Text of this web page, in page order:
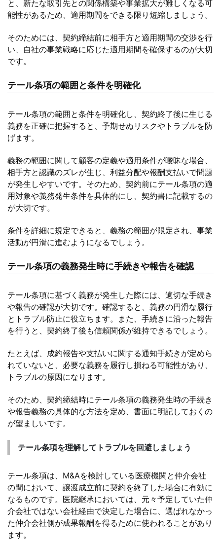
と、新たな取引先との関係構築や事業拡大が難しくなる可
能性があるため、適用期間をできる限り短縮しましょう。
そのためには、契約締結前に相手方と適用期間の交渉を行
い、自社の事業戦略に応じた適用期間を確保するのが大切
です。
テール条項の範囲と条件を明確化
テール条項の範囲と条件を明確化し、契約終了後に生じる
義務を正確に把握すると、予期せぬリスクやトラブルを防
げます。
義務の範囲に関して顧客の定義や適用条件が曖昧な場合、
相手方と認識のズレが生じ、利益分配や報酬支払いで問題
が発生しやすいです。そのため、契約前にテール条項の適
用対象や義務発生条件を具体的にし、契約書に記載するの
が大切です。
条件を詳細に規定できると、義務の範囲が限定され、事業
活動が円滑に進むようになるでしょう。
テール条項の義務発生時に手続きや報告を確認
テール条項に基づく義務が発生した際には、適切な手続き
や報告の確認が大切です。確認すると、義務の円滑な履行
とトラブル防止に役立ちます。また、手続きに沿った報告
を行うと、契約終了後も信頼関係が維持できるでしょう。
たとえば、成約報告や支払いに関する通知手続きが定めら
れていないと、必要な義務を履行し損ねる可能性があり、
トラブルの原因になります。
そのため、契約締結時にテール条項の義務発生時の手続き
や報告義務の具体的な方法を定め、書面に明記しておくの
が望ましいです。
テール条項を理解してトラブルを回避しましょう
テール条項は、M&Aを検討している医療機関と仲介会社
の間において、譲渡成立前に契約を終了した場合に有効に
なるものです。医院継承においては、元々予定していた仲
介会社ではない会社経由で決定した場合に、選ばれなかっ
た仲介会社側が成果報酬を得るために使われることがあり
ます。